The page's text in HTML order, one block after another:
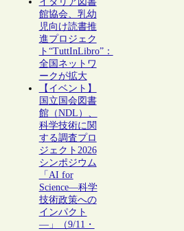
館協会、乳幼
児向け読書推
進プロジェク
ト“TuttInLibro”：
全国ネットワ
ークが拡大
【イベント】
国立国会図書
館（NDL）、
科学技術に関
する調査プロ
ジェクト2026
シンポジウム
「AI for
Science―科学
技術政策への
インパクト
―」（9/11・